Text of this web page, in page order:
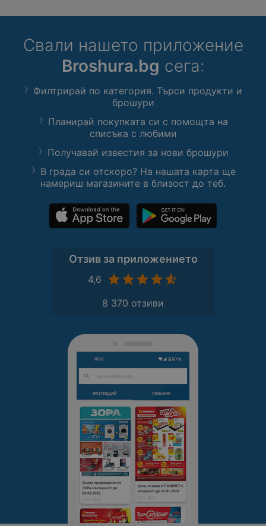
Свали нашето приложение
Broshura.bg сега:
Филтрирай по категория. Търси продукти и
брошури
Планирай покупката си с помощта на
списъка с любими
Получавай известия за нови брошури
В града си отскоро? На нашата карта ще
намериш магазините в близост до теб.
Отзив за приложението
4,6
8 370 отзиви